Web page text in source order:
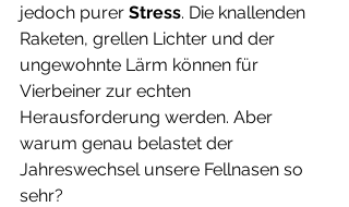
jedoch purer Stress. Die knallenden
Raketen, grellen Lichter und der
ungewohnte Lärm können für
Vierbeiner zur echten
Herausforderung werden. Aber
warum genau belastet der
Jahreswechsel unsere Fellnasen so
sehr?